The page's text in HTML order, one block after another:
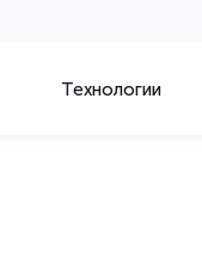
Технологии